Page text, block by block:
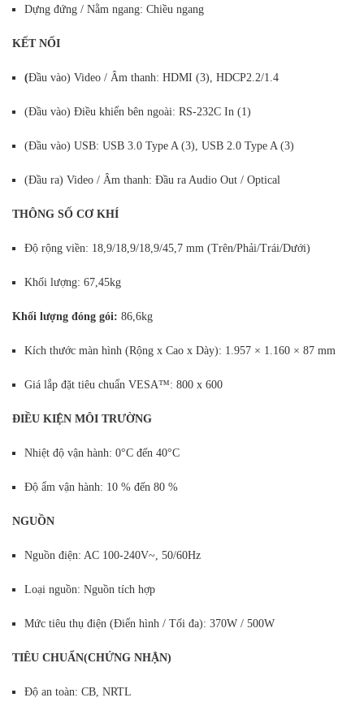
Dựng đứng / Nằm ngang: Chiều ngang
KẾT NỐI
(Đầu vào) Video / Âm thanh: HDMI (3), HDCP2.2/1.4
(Đầu vào) Điều khiển bên ngoài: RS-232C In (1)
(Đầu vào) USB: USB 3.0 Type A (3), USB 2.0 Type A (3)
(Đầu ra) Video / Âm thanh: Đầu ra Audio Out / Optical
THÔNG SỐ CƠ KHÍ
Độ rộng viền: 18,9/18,9/18,9/45,7 mm (Trên/Phải/Trái/Dưới)
Khối lượng: 67,45kg
Khối lượng đóng gói: 86,6kg
Kích thước màn hình (Rộng x Cao x Dày): 1.957 × 1.160 × 87 mm
Giá lắp đặt tiêu chuẩn VESA™: 800 x 600
ĐIỀU KIỆN MÔI TRƯỜNG
Nhiệt độ vận hành: 0°C đến 40°C
Độ ẩm vận hành: 10 % đến 80 %
NGUỒN
Nguồn điện: AC 100-240V~, 50/60Hz
Loại nguồn: Nguồn tích hợp
Mức tiêu thụ điện (Điển hình / Tối đa): 370W / 500W
TIÊU CHUẨN(CHỨNG NHẬN)
Độ an toàn: CB, NRTL